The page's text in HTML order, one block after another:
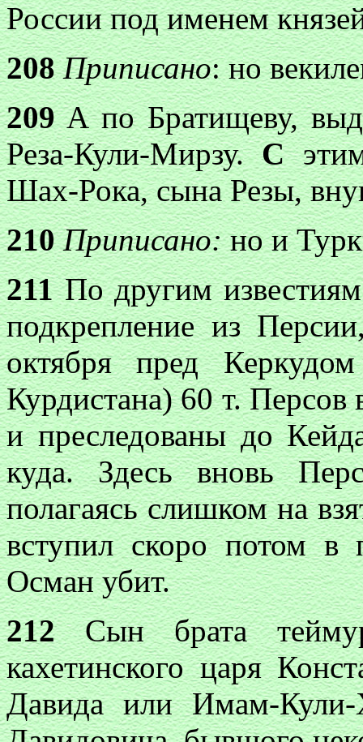
России под именем
208 Приписано: но
209Aпо Братищеву,
Реза-Кули-Мирзу.С
Шах-Рока, сына Резы,
210Приписано:но и
211 По другим
подкрепление из
октября пред
Курдистана) 60 т.
и преследованы до
куда. Здесь вновь
полагаясь слишком на
вступил скоро потом
Осман убит.
212Сын брата
кахетинского царя
Давида или Имам-Кули-